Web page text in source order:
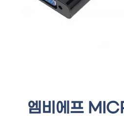
엠비에프